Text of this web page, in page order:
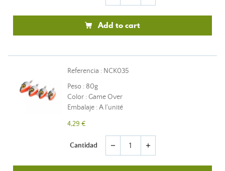
Add to cart
Referencia : NCK035
Peso : 80g
Color : Game Over
Embalaje : A l'unité
4,29 €
Cantidad remove add